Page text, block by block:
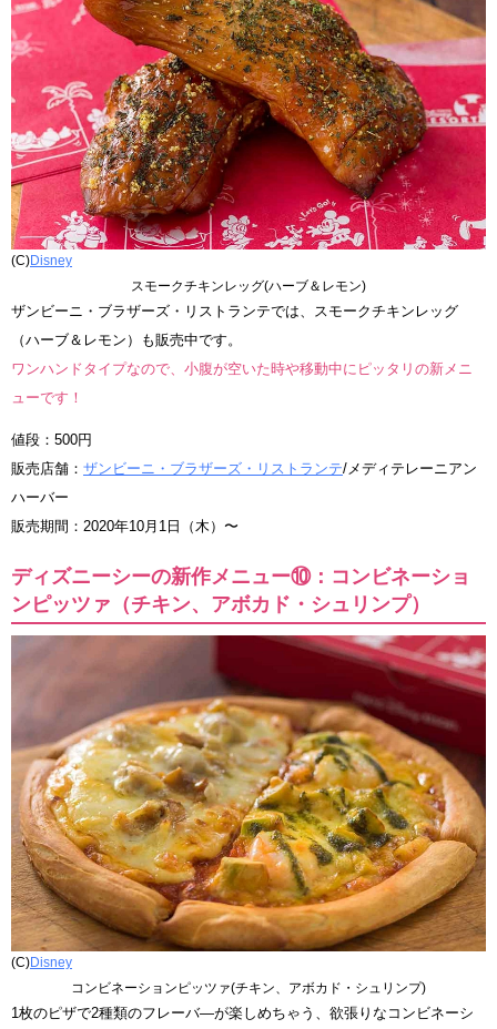
(C)Disney
スモークチキンレッグ(ハーブ＆レモン)
ザンビーニ・ブラザーズ・リストランテでは、スモークチキンレッグ
（ハーブ＆レモン）も販売中です。
ワンハンドタイプなので、小腹が空いた時や移動中にピッタリの新メニ
ューです！
値段：500円
販売店舗： ザンビーニ・ブラザーズ・リストランテ/メディテレーニアン
ハーバー
販売期間：2020年10月1日（木）〜
ディズニーシーの新作メニュー⑩：コンビネーショ
ンピッツァ（チキン、アボカド・シュリンプ）
(C)Disney
コンビネーションピッツァ(チキン、アボカド・シュリンプ)
1枚のピザで2種類のフレーバ—が楽しめちゃう、欲張りなコンビネーシ